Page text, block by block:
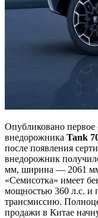
Опубликовано
внедорожника Tank
после появления
внедорожник
мм, ширина — 2061
«Семисотка» имеет
мощностью 360 л.с. и
трансмиссию.
продажи в Китае